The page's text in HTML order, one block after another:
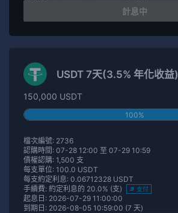
計息中
USDT 7天(3.5% 年化收益)
150,000 USDT
100%
檔次編號: 2736
認購時間: 07-28 12:00 至 07-29 10:59
債權認購: 1,500 支
每支單位: 100.0 USDT
每支約定利息: 0.06712328 USDT
手續費: 約定利息的 20.0% (支)
支付
起息日: 2026-07-29 11:00:00
到期日: 2026-08-05 10:59:00 (7 天)